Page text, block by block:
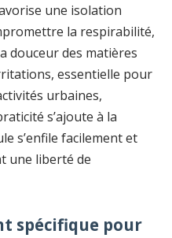
une isolation
la respirabilité,
douceur des matières
essentielle pour
urbaines,
s’ajoute à la
s’enfile facilement et
une liberté de
spécifique pour